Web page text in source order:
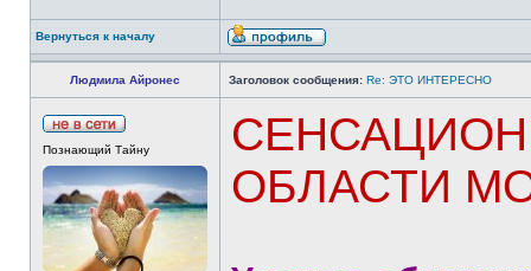
Вернуться к началу
Людмила Айронес Заголовок сообщения: Re: ЭТО ИНТЕРЕСНО
Познающий Тайну
ОБЛАСТИ